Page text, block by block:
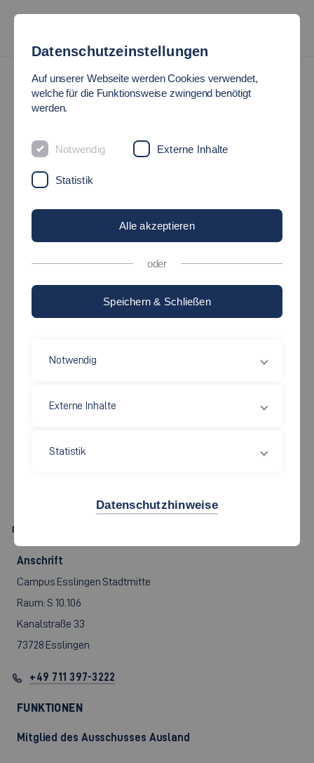
Maschinen und Systeme
Anschrift
Campus Esslingen Stadtmitte
Raum: S 10.106
Kanalstraße 33
73728 Esslingen
+49 711 397-3222
FUNKTIONEN
Mitglied des Ausschusses Ausland
Datenschutzeinstellungen
Auf unserer Webseite werden Cookies verwendet,
welche für die Funktionsweise zwingend benötigt
werden.
Notwendig Externe Inhalte
Statistik
Alle akzeptieren
oder
Speichern & Schließen
Notwendig
Externe Inhalte
Statistik
Datenschutzhinweise